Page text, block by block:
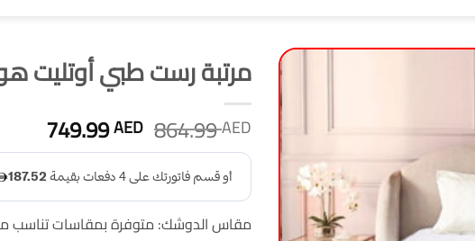
مرتبة رست طبي أوتليت هوم كينج
864.99AED السعر
الأصلي
هو:
864.99 AED.
749.99AED
هو:
AED.
مقاس الدوشك: متوفرة بمقاسات تناسب